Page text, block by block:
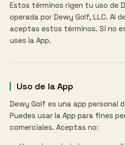
Estos términos rigen tu uso de
operada por Dewy Golf, LLC. Al
aceptas estos términos. Si no
uses la App.
Uso de la App
Dewy Golf es una app personal
Puedes usar la App para fines
comerciales. Aceptas no: